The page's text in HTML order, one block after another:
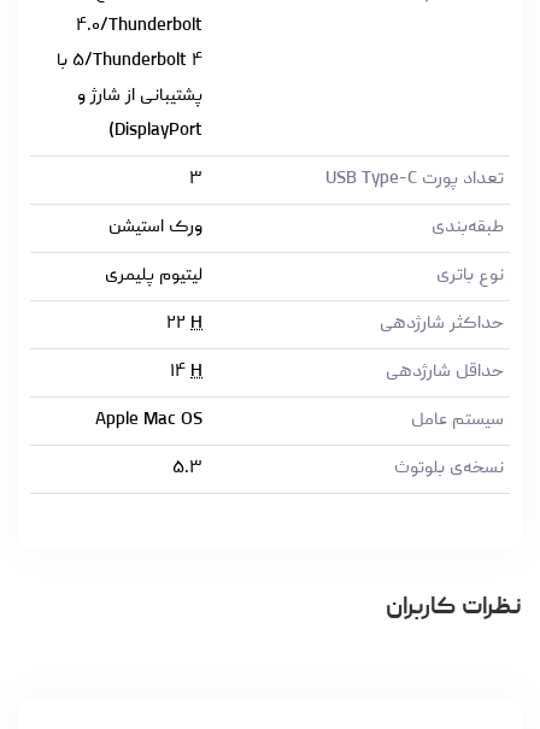
۴.۰/Thunderbolt
۵/Thunderbolt ۴ با
پشتیبانی از شارژ و
DisplayPort)
تعداد پورت USB Type-C
۳
طبقه‌بندی
ورک استیشن
نوع باتری
لیتیوم پلیمری
حداکثر شارژدهی
۲۲ H
حداقل شارژدهی
۱۴ H
سیستم عامل
Apple Mac OS
نسخه‌ی بلوتوث
۵.۳
نظرات کاربران